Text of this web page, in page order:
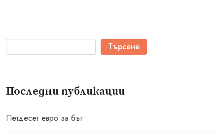
Търсене
Последни публикации
Петдесет евро за бъг